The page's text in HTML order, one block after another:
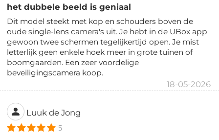
het dubbele beeld is geniaal
Dit model steekt met kop en schouders boven de
oude single-lens camera's uit. Je hebt in de UBox app
gewoon twee schermen tegelijkertijd open. Je mist
letterlijk geen enkele hoek meer in grote tuinen of
boomgaarden. Een zeer voordelige
beveiligingscamera koop.
18-05-2026
Luuk de Jong
5